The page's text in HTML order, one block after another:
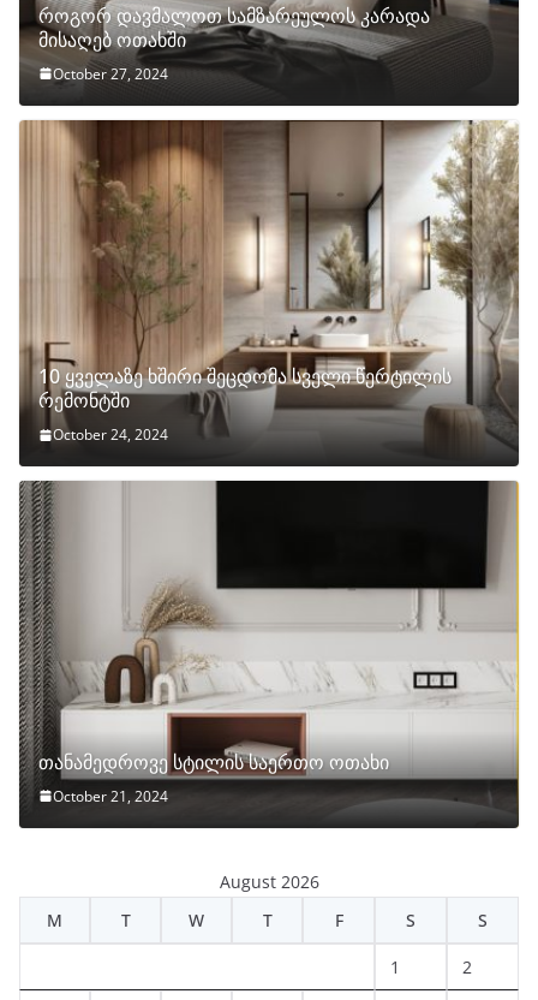
როგორ დავმალოთ სამზარეულოს კარადა
მისაღებ ოთახში
October 27, 2024
10 ყველაზე ხშირი შეცდომა სველი წერტილის
რემონტში
October 24, 2024
თანამედროვე სტილის საერთო ოთახი
October 21, 2024
August 2026
M
T W T F S S
1 2